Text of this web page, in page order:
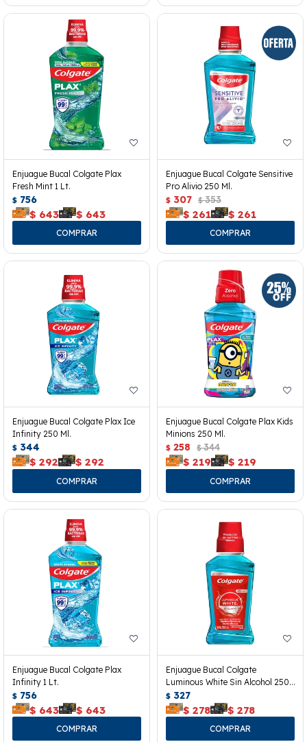
Enjuague Bucal Colgate Plax
Fresh Mint 1 Lt.
$ 756
$ 643 $ 643
Enjuague Bucal Colgate Sensitive
Pro Alivio 250 Ml.
$ 307 $ 353
$ 261 $ 261
Enjuague Bucal Colgate Plax Ice
Infinity 250 Ml.
$ 344
$ 292 $ 292
Enjuague Bucal Colgate Plax Kids
Minions 250 Ml.
$ 258 $ 344
$ 219 $ 219
Enjuague Bucal Colgate Plax
Infinity 1 Lt.
$ 756
$ 643 $ 643
Enjuague Bucal Colgate
Luminous White Sin Alcohol 250
Ml.
$ 327
$ 278 $ 278